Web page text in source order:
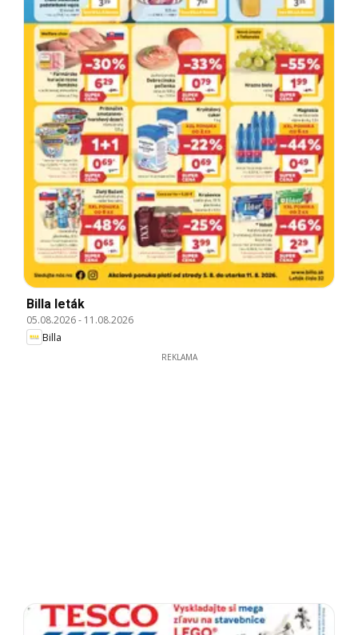
Billa leták
05.08.2026- 11.08.2026
Billa
REKLAMA